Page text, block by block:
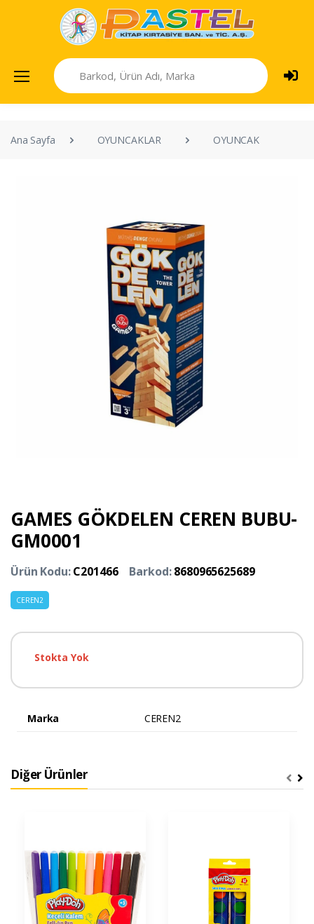
Ana Sayfa OYUNCAKLAR OYUNCAK
GAMES GÖKDELEN CEREN BUBU-
GM0001
Ürün Kodu:C201466 Barkod:8680965625689
CEREN2
Stokta Yok
Marka CEREN2
Diğer Ürünler